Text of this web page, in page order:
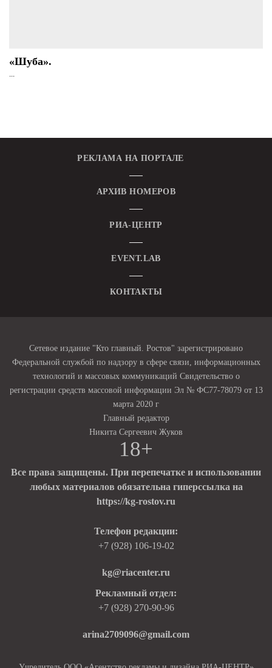
«Шуба».
...
РЕКЛАМА НА ПОРТАЛЕ
АРХИВ НОМЕРОВ
РИА-ЦЕНТР
EVENT.LAB
КОНТАКТЫ
Сетевое издание "Кто главный. Ростов" зарегистрировано
Федеральной службой по надзору в сфере связи, информационных
технологий и массовых коммуникаций Свидетельство о
регистрации средств массовой информации Эл № ФС77-78079 от 13
марта 2020 г
Главный редактор
Никита Сергеевич Жуков
18+
Все права защищены. При перепечатке и использовании
любых материалов обязательна гиперссылка на
https://kg-rostov.ru
Телефон редакции:
+7 (928) 106-19-02
kg@riacenter.ru
Рекламный отдел:
+7 (928) 270-90-96
arina2709096@gmail.com